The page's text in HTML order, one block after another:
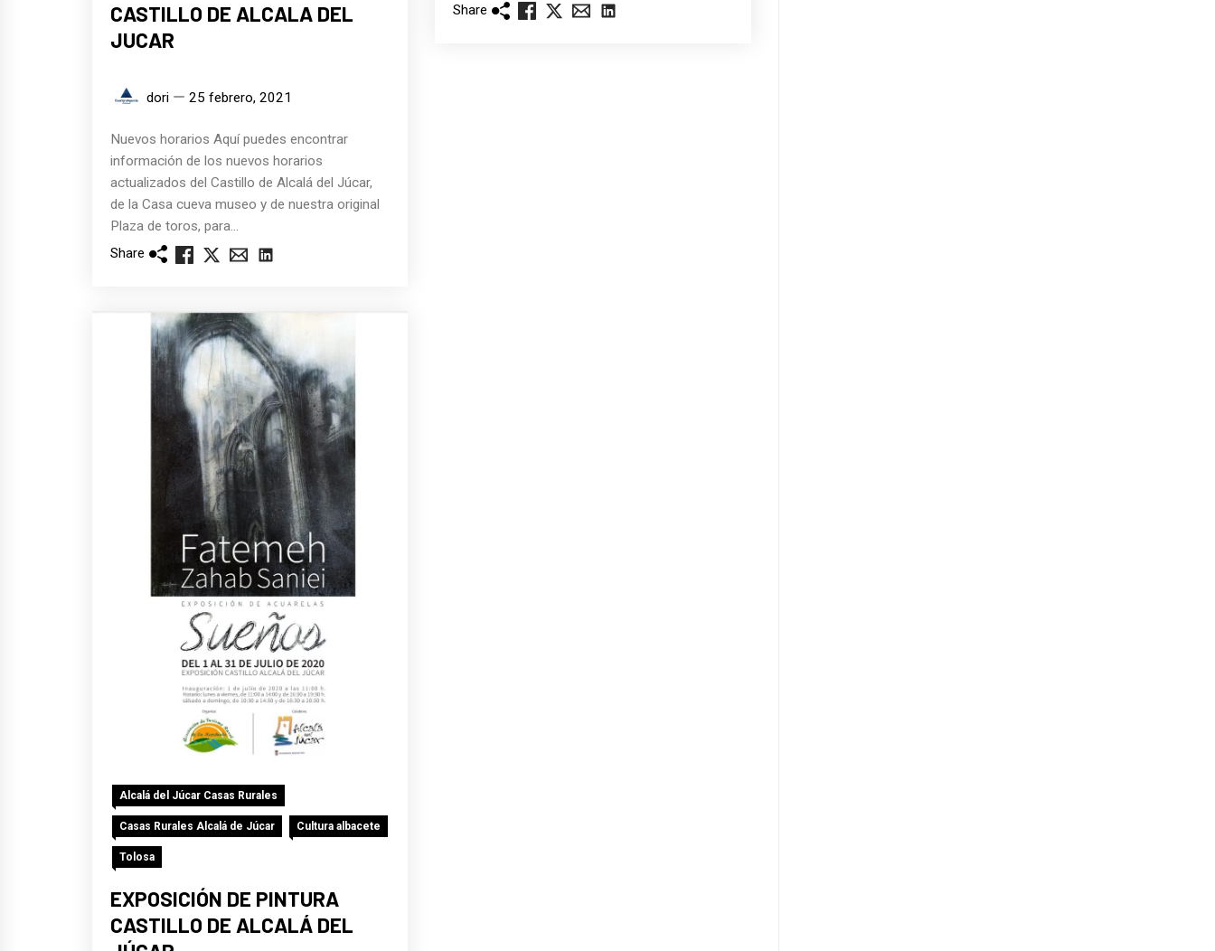
CASTILLO DE ALCALA DEL
JUCAR
dori 25 febrero, 2021
Nuevos horarios Aquí puedes encontrar
información de los nuevos horarios
actualizados del Castillo de Alcalá del Júcar,
de la Casa cueva museo y de nuestra original
Plaza de toros, para...
Share
Share
Alcalá del Júcar Casas Rurales
Casas Rurales Alcalá de Júcar Cultura albacete
Tolosa
EXPOSICIÓN DE PINTURA
CASTILLO DE ALCALÁ DEL